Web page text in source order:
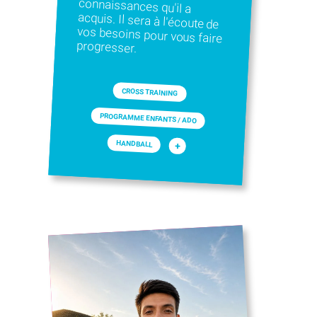
progresser.
CROSS TRAINING
PROGRAMME ENFANTS / ADO
HANDBALL +